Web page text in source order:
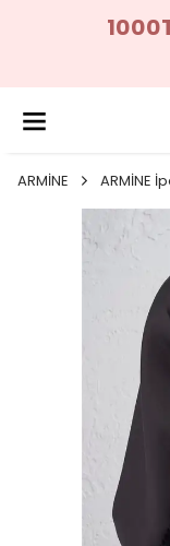
ARMİNE ARMİNE